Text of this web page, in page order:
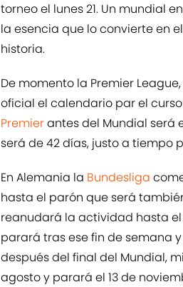
torneo el lunes 21. Un mundial
la esencia que lo convierte en
historia.
De momento la Premier
oficial el calendario par el
Premierantes del Mundial será
será de 42 días, justo a tiempo
En Alemania la Bundesliga
hasta el parón que será
reanudará la actividad hasta el
parará tras ese fin de semana
después del final del Mundial,
agosto y parará el 13 de